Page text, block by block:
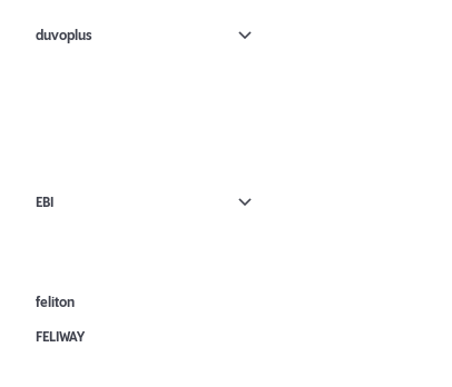
duvoplus
EBI
feliton
FELIWAY